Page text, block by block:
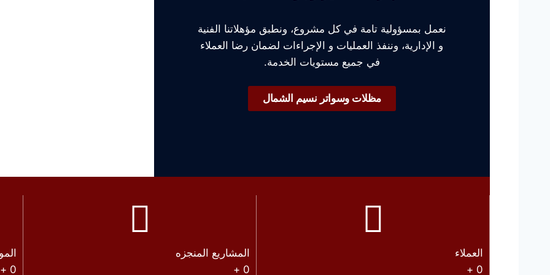
نعمل بمسؤولية تامة في كل مشروع، ونطبق مؤهلاتنا الفنية
و الإدارية، وننفذ العمليات و الإجراءات لضمان رضا العملاء
في جميع مستويات الخدمة.
مظلات وسواتر نسيم الشمال
العملاء
0
+
المشاريع المنجزه
0
+
0
+